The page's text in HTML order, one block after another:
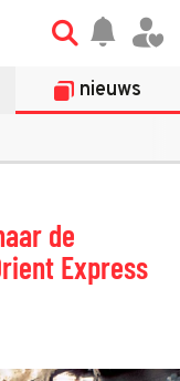
nieuws
de
Express